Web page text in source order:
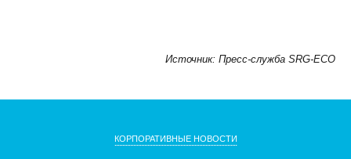
Источник: Пресс-служба SRG-ECO
КОРПОРАТИВНЫЕ НОВОСТИ